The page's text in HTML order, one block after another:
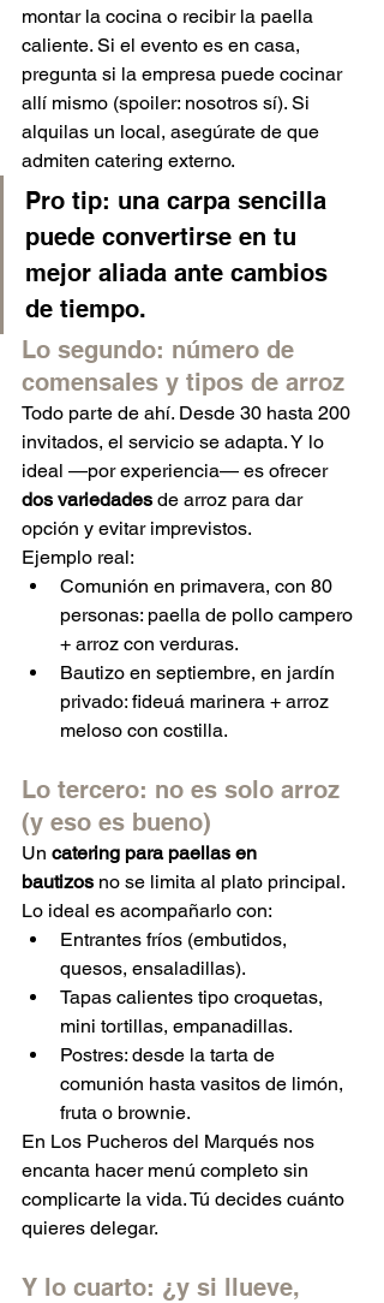
montar la cocina o recibir la paella
caliente. Si el evento es en casa,
pregunta si la empresa puede cocinar
allí mismo (spoiler: nosotros sí). Si
alquilas un local, asegúrate de que
admiten catering externo.
Pro tip: una carpa sencilla
puede convertirse en tu
mejor aliada ante cambios
de tiempo.
Lo segundo: número de
comensales y tipos de arroz
Todo parte de ahí. Desde 30 hasta 200
invitados, el servicio se adapta. Y lo
ideal —por experiencia— es ofrecer
dos variedades de arroz para dar
opción y evitar imprevistos.
Ejemplo real:
Comunión en primavera, con 80
personas: paella de pollo campero
+ arroz con verduras.
Bautizo en septiembre, en jardín
privado: fideuá marinera + arroz
meloso con costilla.
Lo tercero: no es solo arroz
(y eso es bueno)
Un catering para paellas en
bautizos no se limita al plato principal.
Lo ideal es acompañarlo con:
Entrantes fríos (embutidos,
quesos, ensaladillas).
Tapas calientes tipo croquetas,
mini tortillas, empanadillas.
Postres: desde la tarta de
comunión hasta vasitos de limón,
fruta o brownie.
En Los Pucheros del Marqués nos
encanta hacer menú completo sin
complicarte la vida. Tú decides cuánto
quieres delegar.
Y lo cuarto: ¿y si llueve,